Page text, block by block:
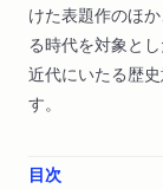
けた表題作のほ
る時代を対象とし
近代にいたる歴史
す。
目次